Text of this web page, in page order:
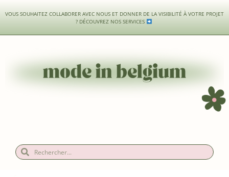
VOUS SOUHAITEZ COLLABORER AVEC NOUS ET DONNER DE LA VISIBILITÉ À VOTRE PROJET
? DÉCOUVREZ NOS SERVICES